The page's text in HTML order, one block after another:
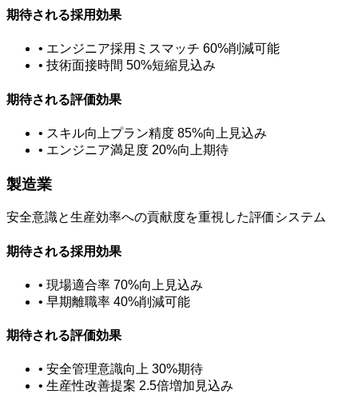
期待される採用効果
• エンジニア採用ミスマッチ 60%削減可能
• 技術面接時間 50%短縮見込み
期待される評価効果
• スキル向上プラン精度 85%向上見込み
• エンジニア満足度 20%向上期待
製造業
安全意識と生産効率への貢献度を重視した評価システム
期待される採用効果
• 現場適合率 70%向上見込み
• 早期離職率 40%削減可能
期待される評価効果
• 安全管理意識向上 30%期待
• 生産性改善提案 2.5倍増加見込み